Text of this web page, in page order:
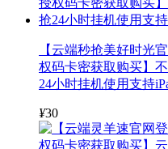
【云端秒抢美好时光
权码卡密获取购买】
24小时挂机使用支持
¥30